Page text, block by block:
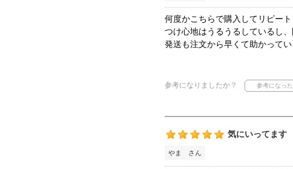
何度かこちらで購入してリピート
つけ心地はうるうるしているし、
発送も注文から早くて助かって
参考になりましたか？
気にいってます
やま さん